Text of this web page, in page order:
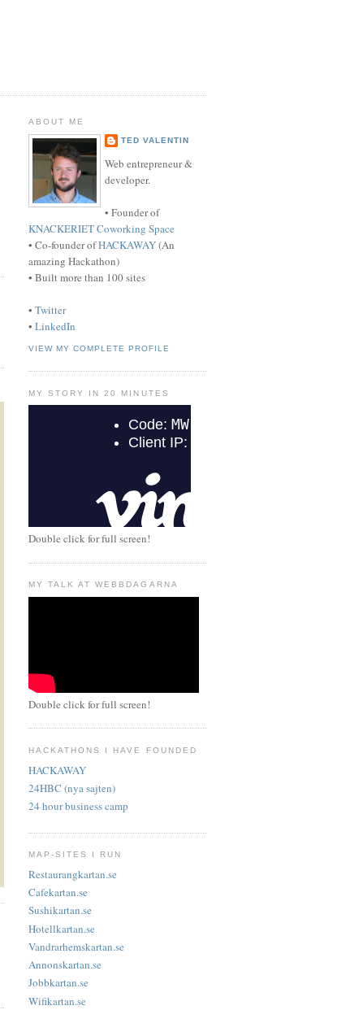
ABOUT ME
TED VALENTIN
Web entrepreneur &
developer.
• Founder of
KNACKERIET Coworking Space
• Co-founder ofHACKAWAY(An
amazing Hackathon)
• Built more than 100 sites
• Twitter
• LinkedIn
VIEW MY COMPLETE PROFILE
MY STORY IN 20 MINUTES
Double click for full screen!
MY TALK AT WEBBDAGARNA
Double click for full screen!
HACKATHONS I HAVE FOUNDED
HACKAWAY
24HBC (nya sajten)
24 hour business camp
MAP-SITES I RUN
Restaurangkartan.se
Cafekartan.se
Sushikartan.se
Hotellkartan.se
Vandrarhemskartan.se
Annonskartan.se
Jobbkartan.se
Wifikartan.se